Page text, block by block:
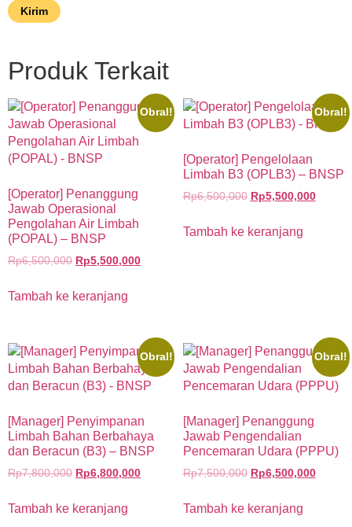
Produk Terkait
Obral!
[Operator] Penanggung
Jawab Operasional
Pengolahan Air Limbah
(POPAL) – BNSP
Rp6,500,000 Rp5,500,000
Tambah ke keranjang
Obral!
[Operator] Pengelolaan
Limbah B3 (OPLB3) – BNSP
Rp6,500,000 Rp5,500,000
Tambah ke keranjang
Obral!
[Manager] Penyimpanan
Limbah Bahan Berbahaya
dan Beracun (B3) – BNSP
Rp7,800,000 Rp6,800,000
Tambah ke keranjang
Obral!
[Manager] Penanggung
Jawab Pengendalian
Pencemaran Udara (PPPU)
Rp7,500,000 Rp6,500,000
Tambah ke keranjang